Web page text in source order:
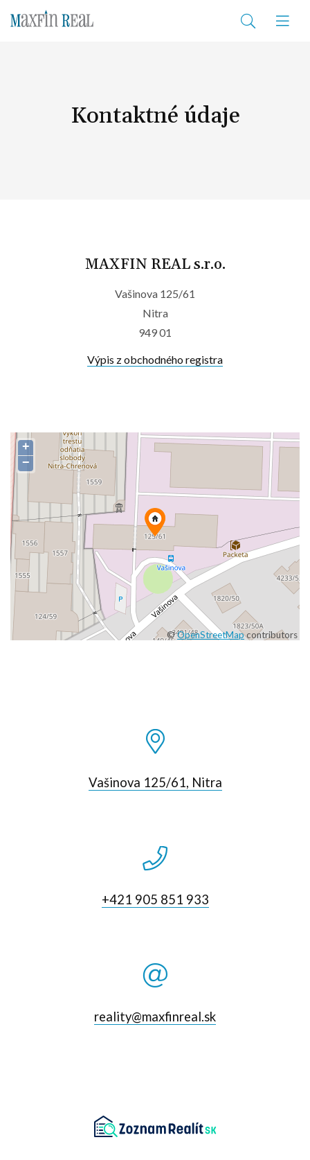
Kontaktné údaje
MAXFIN REAL s.r.o.
Vašinova 125/61
Nitra
949 01
Výpis z obchodného registra
+
−
©OpenStreetMapcontributors
Vašinova 125/61, Nitra
+421 905 851 933
reality@maxfinreal.sk